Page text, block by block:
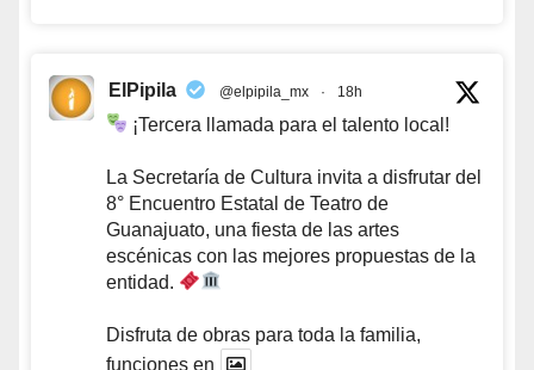
ElPipila @elpipila_mx · 18h
¡Tercera llamada para el talento local!
La Secretaría de Cultura invita a disfrutar del
8° Encuentro Estatal de Teatro de
Guanajuato, una fiesta de las artes
escénicas con las mejores propuestas de la
entidad.
Disfruta de obras para toda la familia,
funciones en